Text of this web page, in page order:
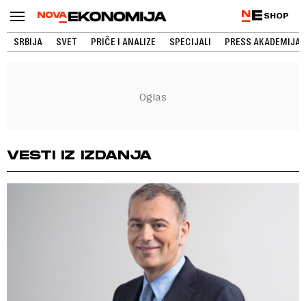
SHOP
SRBIJA SVET PRIČE I ANALIZE SPECIJALI PRESS AKADEMIJA
VESTI IZ IZDANJA